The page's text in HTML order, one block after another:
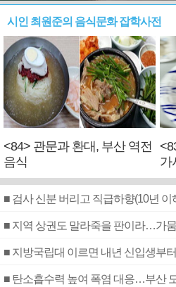
시인 최원준의 음식문화 잡학사전
<84> 관문과 환대, 부산 역전
음식
가
■ 지역 상권도 말라죽을 판이라…가
■ 지방국립대 이르면 내년 신입생부터
■ 탄소흡수력 높여 폭염 대응…부산